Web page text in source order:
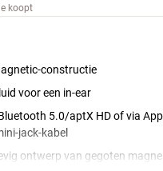
koopt
constructie
voor een in-ear
5.0/aptX HD of via
jack-kabel
ontwerp van gegoten